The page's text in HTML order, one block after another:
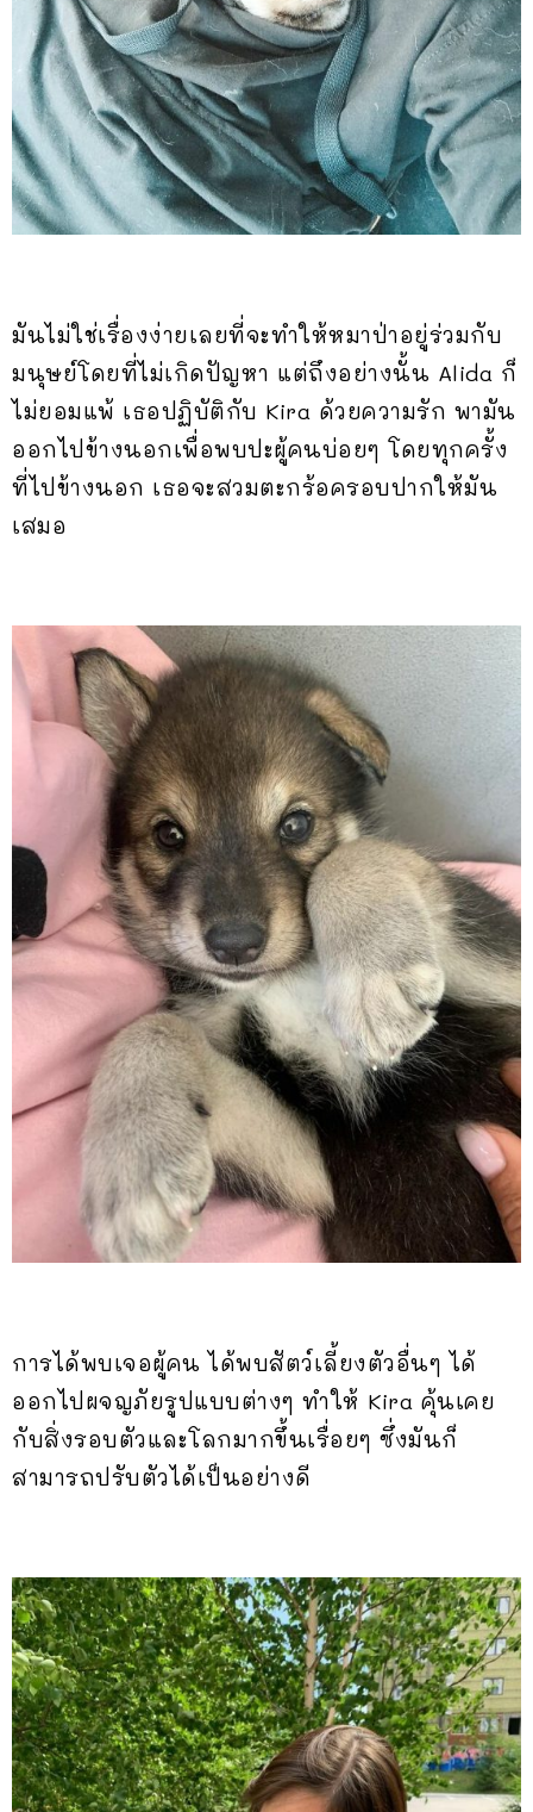
มันไม่ใช่เรื่องง่ายเลยที่จะทำให้หมาป่าอยู่ร่วมกับ
มนุษย์โดยที่ไม่เกิดปัญหา แต่ถึงอย่างนั้น Alida ก็
ไม่ยอมแพ้ เธอปฏิบัติกับ Kira ด้วยความรัก พามัน
ออกไปข้างนอกเพื่อพบปะผู้คนบ่อยๆ โดยทุกครั้ง
ที่ไปข้างนอก เธอจะสวมตะกร้อครอบปากให้มัน
เสมอ
การได้พบเจอผู้คน ได้พบสัตว์เลี้ยงตัวอื่นๆ ได้
ออกไปผจญภัยรูปแบบต่างๆ ทำให้ Kira คุ้นเคย
กับสิ่งรอบตัวและโลกมากขึ้นเรื่อยๆ ซึ่งมันก็
สามารถปรับตัวได้เป็นอย่างดี